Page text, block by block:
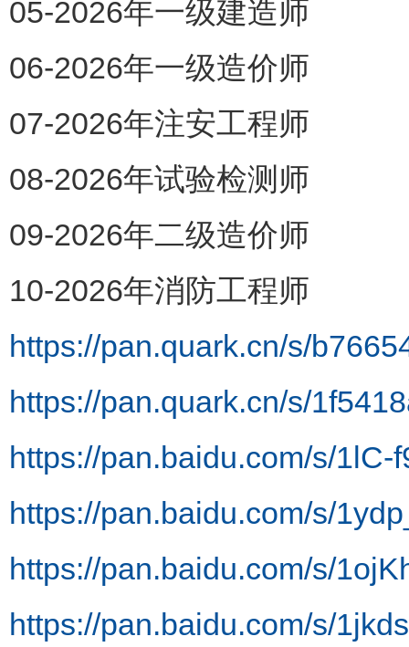
05-2026年一级建造师
06-2026年一级造价师
07-2026年注安工程师
08-2026年试验检测师
09-2026年二级造价师
10-2026年消防工程师
https://pan.quark.cn/s/
https://pan.quark.cn/s/
https://pan.baidu.com/s/
https://pan.baidu.com/s/
https://pan.baidu.com/s/
https://pan.baidu.com/s/